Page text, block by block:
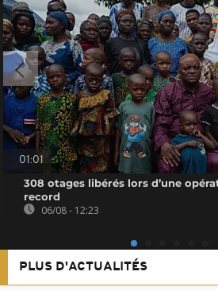
01:01
308 otages libérés lors d’une
record
06/08 - 12:23
PLUS D'ACTUALITÉS